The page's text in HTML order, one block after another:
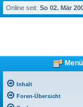
Online seit: So 02. Mär
Menü
Inhalt
Foren-Übersicht